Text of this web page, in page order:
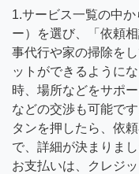
1.サービス一覧の中
ー）を選び、「依頼
事代行や家の掃除を
ットができるように
時、場所などをサポ
などの交渉も可能で
タンを押したら、依
で、詳細が決まりま
お支払いは、クレジ